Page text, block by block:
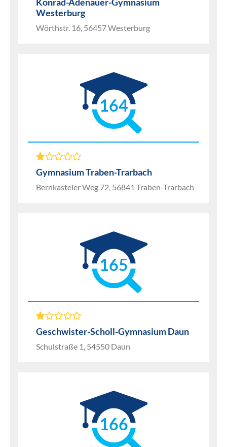
Westerburg
Wörthstr. 16, 56457 Westerburg
164
Gymnasium Traben-Trarbach
Bernkasteler Weg 72, 56841 Traben-Trarbach
165
Geschwister-Scholl-Gymnasium Daun
Schulstraße 1, 54550 Daun
166